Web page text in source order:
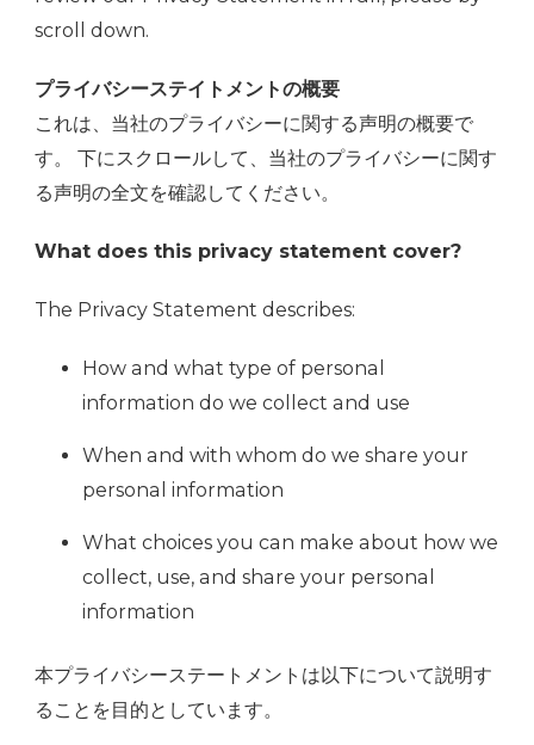
scroll down.
プライバシーステイトメントの概要
これは、当社のプライバシーに関する声明の概要で
す。 下にスクロールして、当社のプライバシーに関す
る声明の全文を確認してください。
What does this privacy statement cover?
The Privacy Statement describes:
How and what type of personal
information do we collect and use
When and with whom do we share your
personal information
What choices you can make about how we
collect, use, and share your personal
information
本プライバシーステートメントは以下について説明す
ることを目的としています。